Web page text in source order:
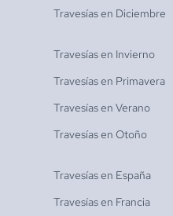
Travesías en Diciembre
Travesías en Invierno
Travesías en Primavera
Travesías en Verano
Travesías en Otoño
Travesías en España
Travesías en Francia